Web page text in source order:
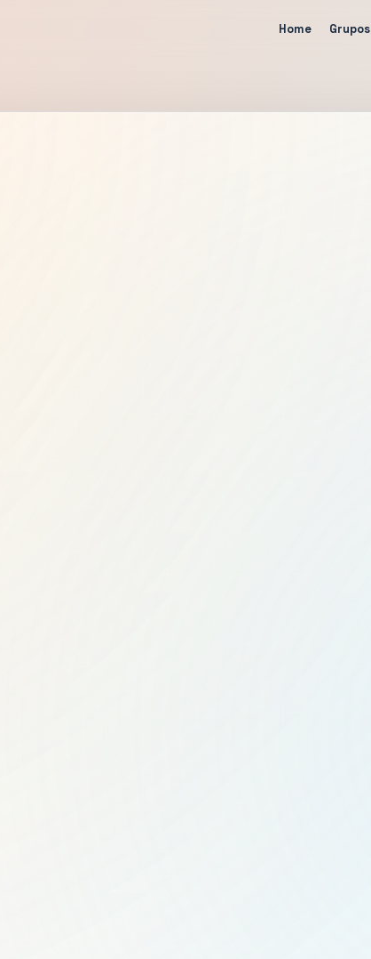
Home Grupos